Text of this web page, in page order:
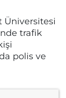
Üniversitesi
trafik
polis ve